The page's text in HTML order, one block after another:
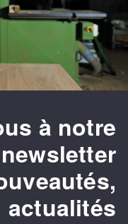
à notre
newsletter
actualités